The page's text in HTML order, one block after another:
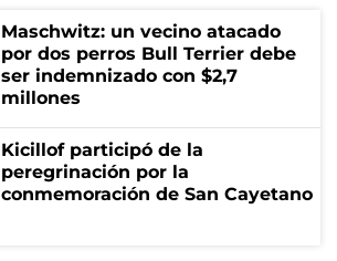
Maschwitz: un vecino atacado
por dos perros Bull Terrier debe
ser indemnizado con $2,7
millones
Kicillof participó de la
peregrinación por la
conmemoración de San Cayetano